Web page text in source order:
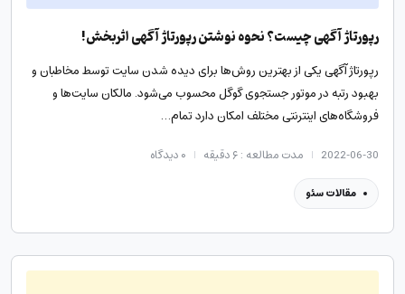
رپورتاژ آگهی چیست؟ نحوه نوشتن رپورتاژ آگهی اثربخش!
رپورتاژ آگهی یکی از بهترین روش‌ها برای دیده شدن سایت توسط مخاطبان و
بهبود رتبه در موتور جستجوی گوگل محسوب می‌شود. مالکان سایت‌ها و
فروشگاه‌های اینترنتی مختلف امکان دارد تمام…
2022-06-30 مدت مطالعه : ۶ دقیقه ۰دیدگاه
مقالات سئو